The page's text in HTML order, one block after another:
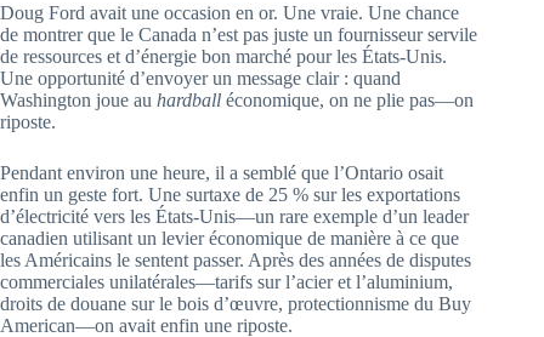
Doug Ford avait une occasion en or. Une vraie. Une chance
de montrer que le Canada n’est pas juste un fournisseur servile
de ressources et d’énergie bon marché pour les États-Unis.
Une opportunité d’envoyer un message clair : quand
Washington joue au hardball économique, on ne plie pas—on
riposte.
Pendant environ une heure, il a semblé que l’Ontario osait
enfin un geste fort. Une surtaxe de 25 % sur les exportations
d’électricité vers les États-Unis—un rare exemple d’un leader
canadien utilisant un levier économique de manière à ce que
les Américains le sentent passer. Après des années de disputes
commerciales unilatérales—tarifs sur l’acier et l’aluminium,
droits de douane sur le bois d’œuvre, protectionnisme du Buy
American—on avait enfin une riposte.